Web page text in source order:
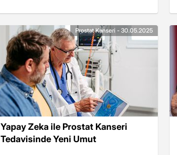
Yapay Zeka ile Prostat Kanseri
Tedavisinde Yeni Umut
Prostat Kanseri - 30.05.2025